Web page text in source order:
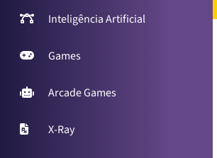
Inteligência Artificial
Games
Arcade Games
X-Ray